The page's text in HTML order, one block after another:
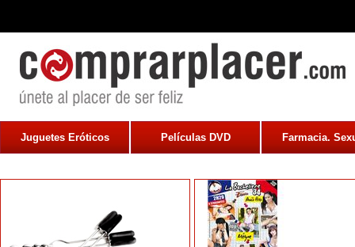
Juguetes Eróticos Películas DVD Farmacia.